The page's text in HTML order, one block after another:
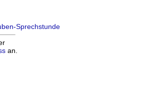
Sprechstunde
an.